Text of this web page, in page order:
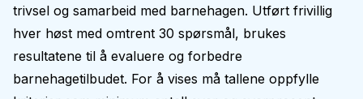
trivsel og samarbeid med barnehagen. Utført frivillig
hver høst med omtrent 30 spørsmål, brukes
resultatene til å evaluere og forbedre
barnehagetilbudet. For å vises må tallene oppfylle